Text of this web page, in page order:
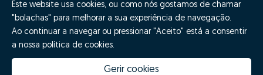
How much is my house worth Zome Innovation
Este website usa cookies, ou como nós gostamos de chamar
"bolachas" para melhorar a sua experiência de navegação.
Ao continuar a navegar ou pressionar "Aceito" está a consentir
a nossa política de cookies.
Gerir cookies